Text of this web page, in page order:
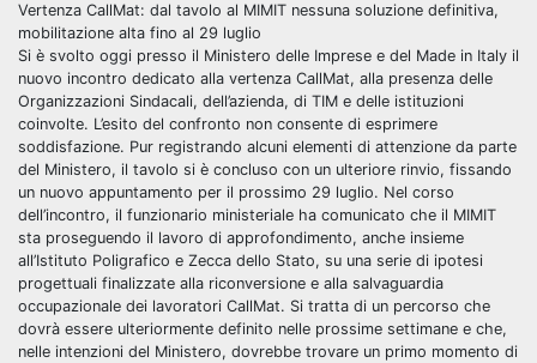
Vertenza CallMat: dal tavolo al MIMIT nessuna soluzione definitiva,
mobilitazione alta fino al 29 luglio
Si è svolto oggi presso il Ministero delle Imprese e del Made in Italy il
nuovo incontro dedicato alla vertenza CallMat, alla presenza delle
Organizzazioni Sindacali, dell’azienda, di TIM e delle istituzioni
coinvolte. L’esito del confronto non consente di esprimere
soddisfazione. Pur registrando alcuni elementi di attenzione da parte
del Ministero, il tavolo si è concluso con un ulteriore rinvio, fissando
un nuovo appuntamento per il prossimo 29 luglio. Nel corso
dell’incontro, il funzionario ministeriale ha comunicato che il MIMIT
sta proseguendo il lavoro di approfondimento, anche insieme
all’Istituto Poligrafico e Zecca dello Stato, su una serie di ipotesi
progettuali finalizzate alla riconversione e alla salvaguardia
occupazionale dei lavoratori CallMat. Si tratta di un percorso che
dovrà essere ulteriormente definito nelle prossime settimane e che,
nelle intenzioni del Ministero, dovrebbe trovare un primo momento di